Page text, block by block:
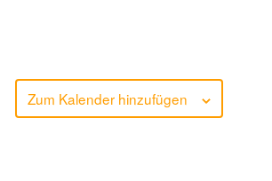
Zum Kalender hinzufügen